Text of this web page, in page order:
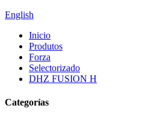
English
Inicio
Produtos
Forza
Selectorizado
DHZ FUSION H
Categorías